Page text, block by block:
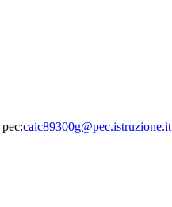
pec:caic89300g@pec.istruzione.it